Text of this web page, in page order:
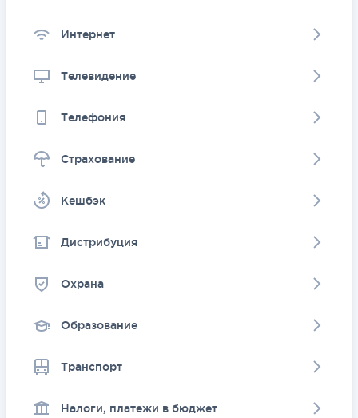
Интернет
Телевидение
Телефония
Страхование
Kешбэк
Дистрибуция
Охрана
Образование
Транспорт
Налоги, платежи в бюджет